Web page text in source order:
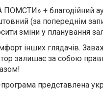
+ благодійний
(за попереднім
зміни у планування
інших глядачів.
залишає за собою
представлена